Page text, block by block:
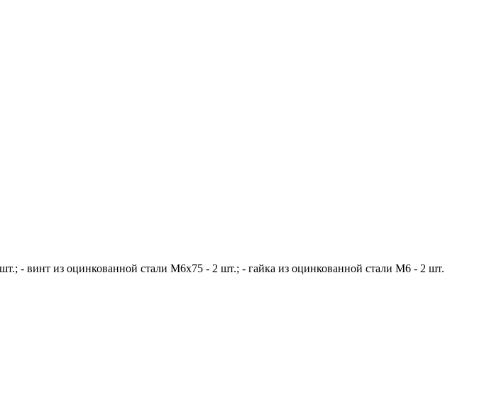
- винт из оцинкованной стали М6х75 - 2 шт.; - гайка из оцинкованной стали М6 - 2 шт.